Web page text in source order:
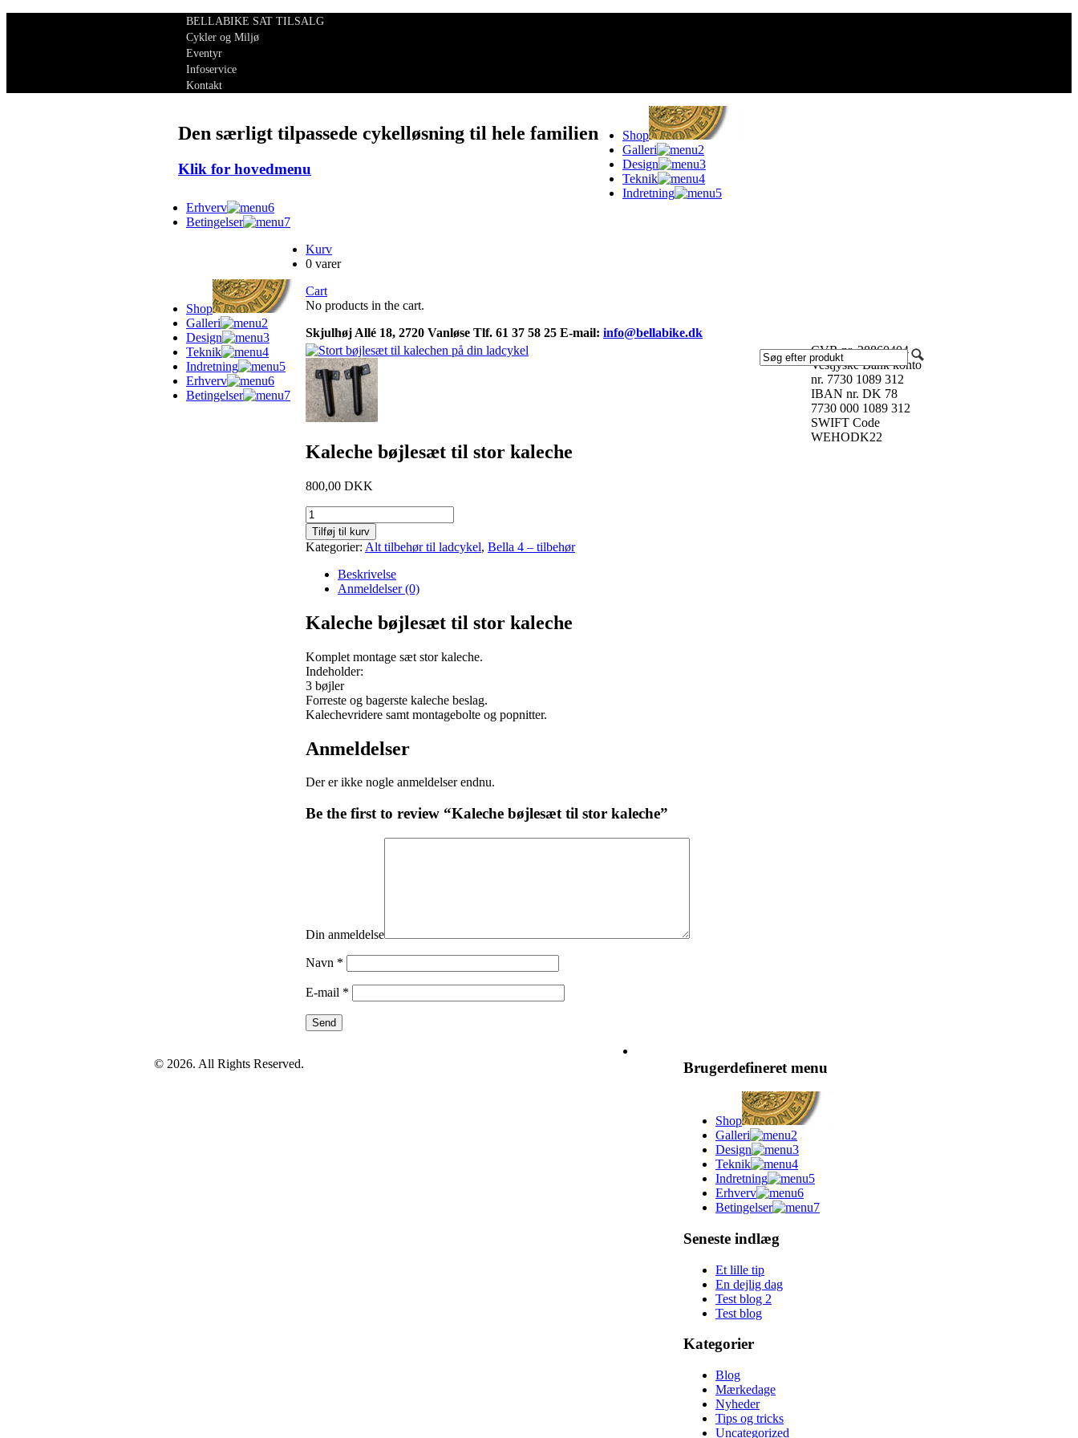
BELLABIKE SAT TILSALG
Cykler og Miljø
Eventyr
Infoservice
Kontakt
Den særligt tilpassede cykelløsning til hele familien
Klik for hovedmenu
Shop
Galleri
Design
Teknik
Indretning
Erhverv
Betingelser
Shop
Galleri
Design
Teknik
Indretning
Erhverv
Betingelser
Kurv
0 varer
Cart
No products in the cart.
Kaleche bøjlesæt til stor kaleche
800,00 DKK
Tilføj til kurv
Kategorier: Alt tilbehør til ladcykel, Bella 4 – tilbehør
Beskrivelse
Anmeldelser (0)
Kaleche bøjlesæt til stor kaleche
Komplet montage sæt stor kaleche.
Indeholder:
3 bøjler
Forreste og bagerste kaleche beslag.
Kalechevridere samt montagebolte og popnitter.
Anmeldelser
Der er ikke nogle anmeldelser endnu.
Be the first to review “Kaleche bøjlesæt til stor kaleche”
Din anmeldelse
Navn *
E-mail *
Brugerdefineret menu
Shop
Galleri
Design
Teknik
Indretning
Erhverv
Betingelser
Seneste indlæg
Et lille tip
En dejlig dag
Test blog 2
Test blog
Kategorier
Blog
Mærkedage
Nyheder
Tips og tricks
Uncategorized
Skjulhøj Allé 18, 2720 Vanløse Tlf. 61 37 58 25 E-mail: info@bellabike.dk
CVR nr. 28860404
Vestjyske Bank konto
nr. 7730 1089 312
IBAN nr. DK 78
7730 000 1089 312
SWIFT Code
WEHODK22
© 2026. All Rights Reserved.